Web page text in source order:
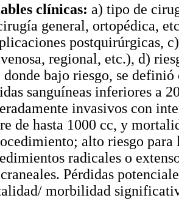
clínicas: a) tipo de
general, ortopédica,
postquirúrgicas,
regional, etc.), d)
bajo riesgo, se
sanguíneas inferiores a
invasivos con
de hasta 1000 cc, y
alto riesgo
radicales o
Pérdidas
morbilidad